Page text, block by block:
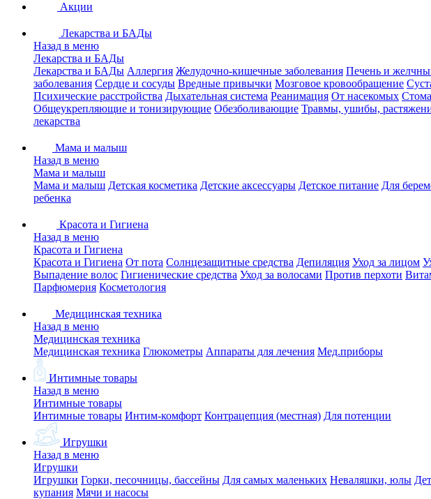
Акции
Лекарства и БАДы
Назад в меню
Лекарства и БАДы
Лекарства и БАДы Аллергия Желудочно-кишечные заболевания Печень и
заболевания Сердце и сосуды Вредные привычки Мозговое кровообращение
Психические расстройства Дыхательная система Реанимация От насекомых
Общеукрепляющие и тонизирующие Обезболивающие Травмы, ушибы,
лекарства
Мама и малыш
Назад в меню
Мама и малыш
Мама и малыш Детская косметика Детские аксессуары Детское питание Для
ребенка
Красота и Гигиена
Назад в меню
Красота и Гигиена
Красота и Гигиена От пота Солнцезащитные средства Депиляция Уход за лицом
Выпадение волос Гигиенические средства Уход за волосами Против перхоти
Парфюмерия Косметология
Медицинская техника
Назад в меню
Медицинская техника
Медицинская техника Глюкометры Аппараты для лечения Мед.приборы
Интимные товары
Назад в меню
Интимные товары
Интимные товары Интим-комфорт Контрацепция (местная) Для потенции
Игрушки
Назад в меню
Игрушки
Игрушки Горки, песочницы, бассейны Для самых маленьких Неваляшки, юлы
купания Мячи и насосы